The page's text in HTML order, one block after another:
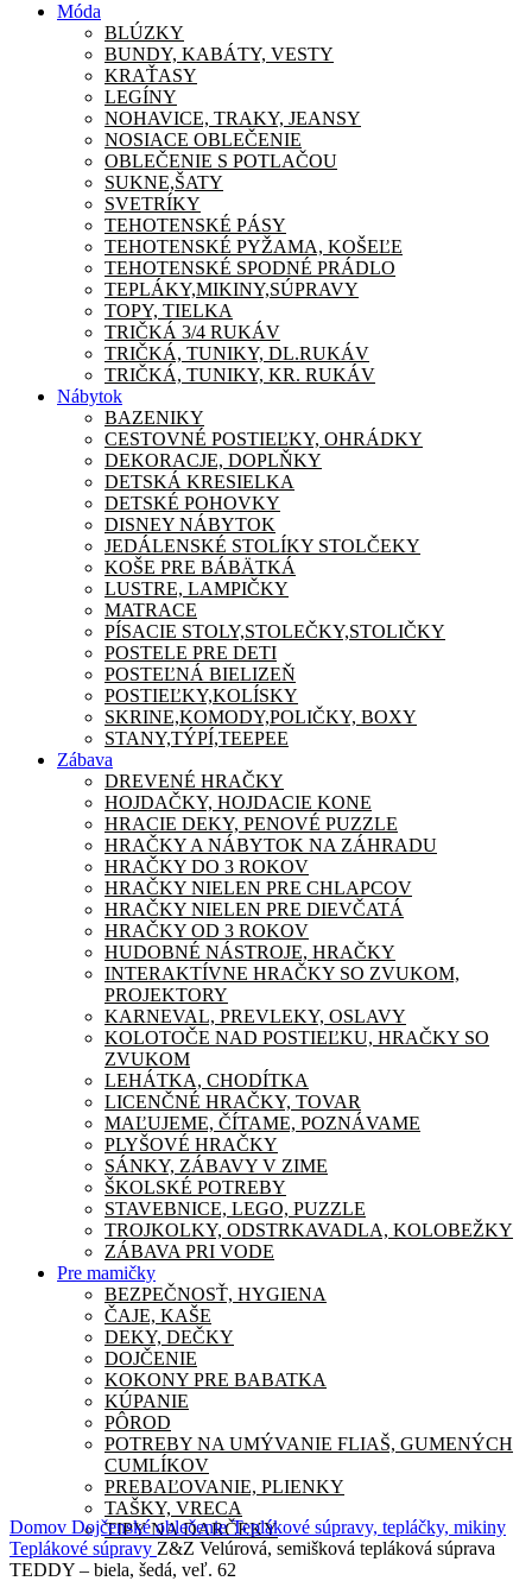
Móda
BLÚZKY
BUNDY, KABÁTY, VESTY
KRAŤASY
LEGÍNY
NOHAVICE, TRAKY, JEANSY
NOSIACE OBLEČENIE
OBLEČENIE S POTLAČOU
SUKNE,ŠATY
SVETRÍKY
TEHOTENSKÉ PÁSY
TEHOTENSKÉ PYŽAMA, KOŠEĽE
TEHOTENSKÉ SPODNÉ PRÁDLO
TEPLÁKY,MIKINY,SÚPRAVY
TOPY, TIELKA
TRIČKÁ 3/4 RUKÁV
TRIČKÁ, TUNIKY, DL.RUKÁV
TRIČKÁ, TUNIKY, KR. RUKÁV
Nábytok
BAZENIKY
CESTOVNÉ POSTIEĽKY, OHRÁDKY
DEKORACJE, DOPLŇKY
DETSKÁ KRESIELKA
DETSKÉ POHOVKY
DISNEY NÁBYTOK
JEDÁLENSKÉ STOLÍKY STOLČEKY
KOŠE PRE BÁBÄTKÁ
LUSTRE, LAMPIČKY
MATRACE
PÍSACIE STOLY,STOLEČKY,STOLIČKY
POSTELE PRE DETI
POSTEĽNÁ BIELIZEŇ
POSTIEĽKY,KOLÍSKY
SKRINE,KOMODY,POLIČKY, BOXY
STANY,TÝPÍ,TEEPEE
Zábava
DREVENÉ HRAČKY
HOJDAČKY, HOJDACIE KONE
HRACIE DEKY, PENOVÉ PUZZLE
HRAČKY A NÁBYTOK NA ZÁHRADU
HRAČKY DO 3 ROKOV
HRAČKY NIELEN PRE CHLAPCOV
HRAČKY NIELEN PRE DIEVČATÁ
HRAČKY OD 3 ROKOV
HUDOBNÉ NÁSTROJE, HRAČKY
INTERAKTÍVNE HRAČKY SO ZVUKOM,
PROJEKTORY
KARNEVAL, PREVLEKY, OSLAVY
KOLOTOČE NAD POSTIEĽKU, HRAČKY SO
ZVUKOM
LEHÁTKA, CHODÍTKA
LICENČNÉ HRAČKY, TOVAR
MAĽUJEME, ČÍTAME, POZNÁVAME
PLYŠOVÉ HRAČKY
SÁNKY, ZÁBAVY V ZIME
ŠKOLSKÉ POTREBY
STAVEBNICE, LEGO, PUZZLE
TROJKOLKY, ODSTRKAVADLA, KOLOBEŽKY
ZÁBAVA PRI VODE
Pre mamičky
BEZPEČNOSŤ, HYGIENA
ČAJE, KAŠE
DEKY, DEČKY
DOJČENIE
KOKONY PRE BABATKA
KÚPANIE
PÔROD
POTREBY NA UMÝVANIE FLIAŠ, GUMENÝCH
CUMLÍKOV
PREBAĽOVANIE, PLIENKY
TAŠKY, VRECA
TIPY NA DARČEKY
Domov Dojčenské oblečenieTeplákové súpravy, tepláčky, mikiny
Teplákové súpravy Z&Z Velúrová, semišková tepláková súprava
TEDDY – biela, šedá, veľ. 62